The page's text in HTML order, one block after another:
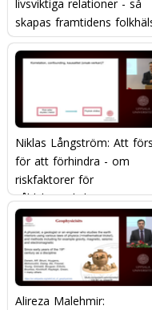
livsviktiga relationer - så
skapas framtidens
Niklas Långström: Att
för att förhindra - om
riskfaktorer för
våldsbrottslighet
Alireza Malehmir: